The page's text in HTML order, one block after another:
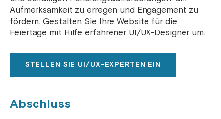
Aufmerksamkeit zu erregen und Engagement zu
fördern. Gestalten Sie Ihre Website für die
Feiertage mit Hilfe erfahrener UI/UX-Designer um.
STELLEN SIE UI/UX-EXPERTEN EIN
Abschluss